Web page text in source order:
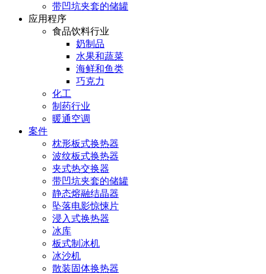
带凹坑夹套的储罐
应用程序
食品饮料行业
奶制品
水果和蔬菜
海鲜和鱼类
巧克力
化工
制药行业
暖通空调
案件
枕形板式换热器
波纹板式换热器
夹式热交换器
带凹坑夹套的储罐
静态熔融结晶器
坠落电影惊悚片
浸入式换热器
冰库
板式制冰机
冰沙机
散装固体换热器